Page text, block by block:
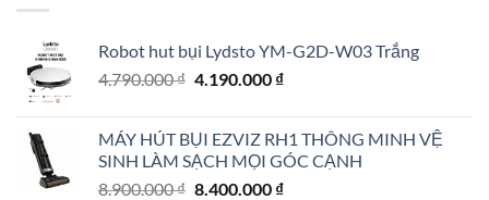
Robot hut bụi Lydsto YM-G2D-W03 Trắng
4.790.000₫ Giá
4.790.000 ₫.
4.190.000 ₫Giá
là:
4.190.000 ₫.
MÁY HÚT BỤI EZVIZ RH1 THÔNG MINH VỆ
SINH LÀM SẠCH MỌI GÓC CẠNH
8.900.000₫ Giá
8.400.000 ₫Giá